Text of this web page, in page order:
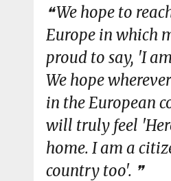
We hope to
Europe in which
proud to say, 'I
We hope
in the European
will truly feel
home. I am a
country too'.